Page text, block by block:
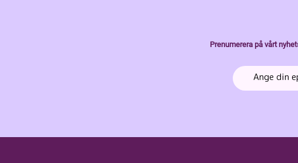
Prenumerera på vårt